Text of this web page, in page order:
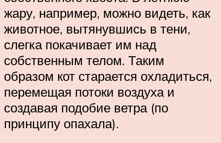
жару, например, можно видеть, как
животное, вытянувшись в тени,
слегка покачивает им над
собственным телом. Таким
образом кот старается охладиться,
перемещая потоки воздуха и
создавая подобие ветра (по
принципу опахала).